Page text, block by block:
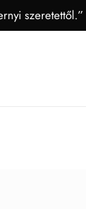
szeretettől.”